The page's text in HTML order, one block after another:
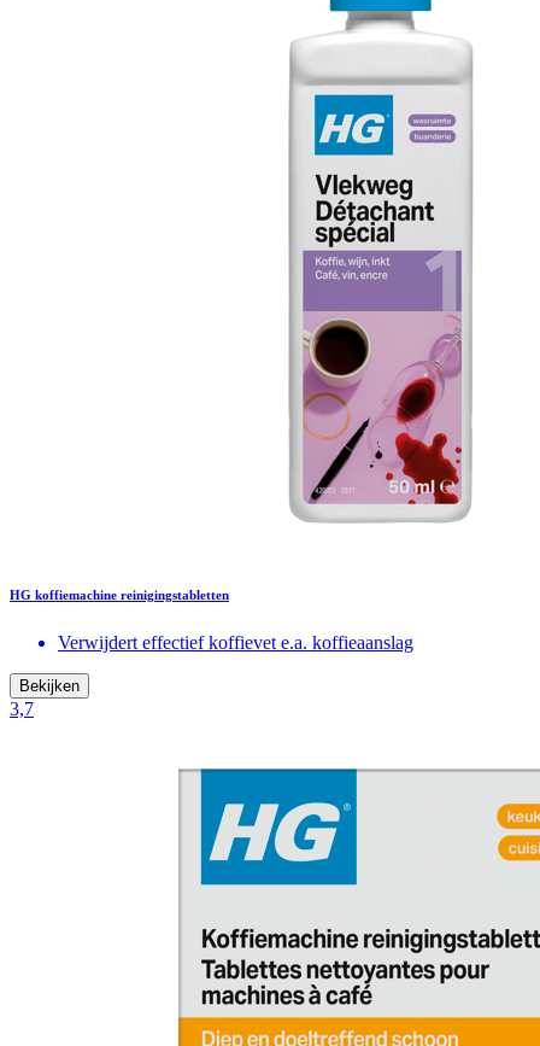
HG koffiemachine reinigingstabletten
Verwijdert effectief koffievet e.a. koffieaanslag
Bekijken
3,7